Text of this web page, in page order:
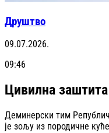
Друштво
09.07.2026.
09:46
Цивилна
Деминерски тим
је зољу из породичне